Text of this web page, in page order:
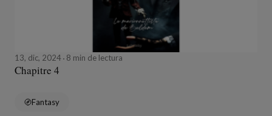
13, dic, 2024 8 min de lectura
Chapitre 4
Fantasy